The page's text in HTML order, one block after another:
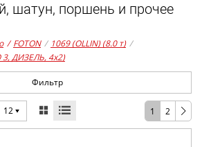
шатун, поршень и прочее
/ FOTON / 1069 (OLLIN) (8.0 т) /
3, ДИЗЕЛЬ, 4x2)
Фильтр
12 1 2